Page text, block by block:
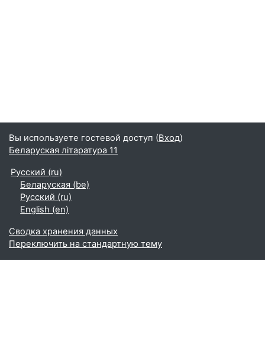
Вы используете гостевой доступ (Вход)
Беларуская літаратура 11
Русский ‎(ru)‎
Беларуская ‎(be)‎
Русский ‎(ru)‎
English ‎(en)‎
Сводка хранения данных
Переключить на стандартную тему